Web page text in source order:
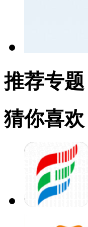
推荐专题
猜你喜欢